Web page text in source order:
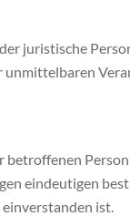
juristische
unmittelbaren
betroffenen
eindeutigen
ist.